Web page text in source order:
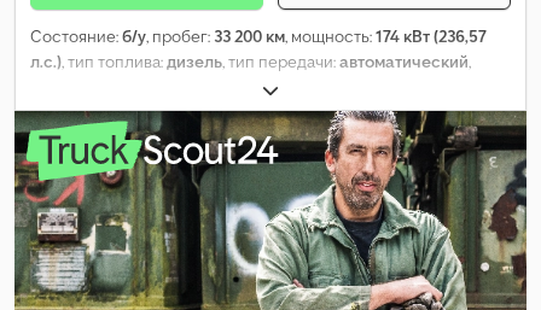
Состояние:б/у, пробег: 33 200 км, мощность:174 кВт (236,57
л.с.), тип топлива:дизель, тип передачи:автоматический,
, первая регистрация:
выбросов:Евро 6, цвет:белый, подвеска:сталь, количество
мест:
, топливо:дизель, Оборудование:ABS, бортовой
компьютер, гидроусилитель руля, кондиционер,
навигационная система, отопитель стояночный,
парктроники, подогрев сиденья, подушка безопасности,
полный привод, раздвижная дверь, сажевый фильтр,
центральный замок